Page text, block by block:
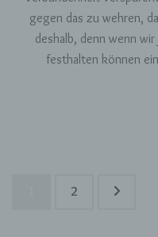
gegen das zu wehren,
deshalb, denn wenn
festhalten können
Seite
2
Datenschutzgesetze
mit
Momosjournal
015785747543